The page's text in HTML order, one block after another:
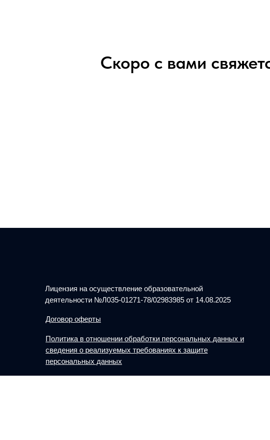
Скоро с вами
Договор оферты
Политика в отношении обработки персональных данных и
сведения о реализуемых требованиях к защите
персональных данных
Лицензия на осуществление образовательной
деятельности №Л035-01271-78/02983985 от 14.08.2025